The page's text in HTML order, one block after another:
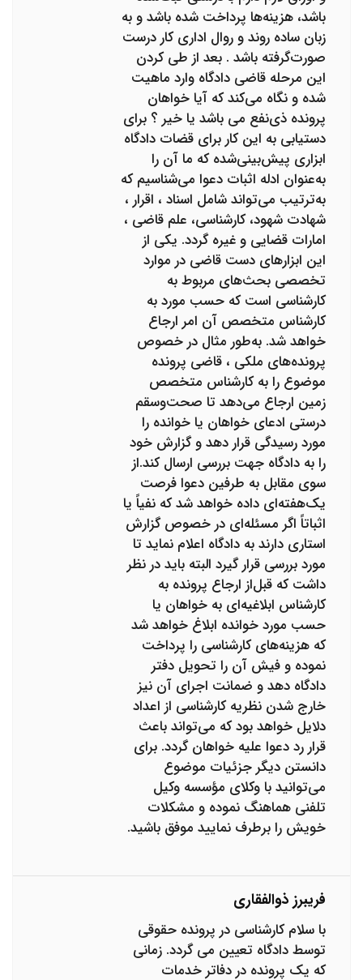
باشد، هزینه‌ها پرداخت شده باشد و به
زبان ساده روند و روال اداری کار درست
صورت‌گرفته باشد . بعد از طی کردن
این مرحله قاضی دادگاه وارد ماهیت
شده و نگاه می‌کند که آیا خواهان
پرونده ذی‌نفع می باشد یا خیر ؟ برای
دستیابی به این کار برای قضات دادگاه
ابزاری پیش‌بینی‌شده که ما آن را
به‌عنوان ادله اثبات دعوا می‌شناسیم که
به‌ترتیب می‌تواند شامل اسناد ، اقرار ،
شهادت شهود، کارشناسی، علم قاضی ،
امارات قضایی و غیره گردد. یکی از
این ابزارهای دست قاضی در موارد
تخصصی بحث‌های مربوط به
کارشناسی است که حسب مورد به
کارشناس متخصص آن امر ارجاع
خواهد شد. به‌طور مثال در خصوص
پرونده‌های ملکی ، قاضی پرونده
موضوع را به کارشناس متخصص
زمین ارجاع می‌دهد تا صحت‌وسقم
درستی ادعای خواهان یا خوانده را
مورد رسیدگی قرار دهد و گزارش خود
را به دادگاه جهت بررسی ارسال کند.از
سوی مقابل به طرفین دعوا فرصت
یک‌هفته‌ای داده خواهد شد که نفیاً یا
اثباتاً اگر مسئله‌ای در خصوص گزارش
استاری دارند به دادگاه اعلام نماید تا
مورد بررسی قرار گیرد البته باید در نظر
داشت که قبل‌از ارجاع پرونده به
کارشناس ابلاغیه‌ای به خواهان یا
حسب مورد خوانده ابلاغ خواهد شد
که هزینه‌های کارشناسی را پرداخت
نموده و فیش آن را تحویل دفتر
دادگاه دهد و ضمانت اجرای آن نیز
خارج شدن نظریه کارشناسی از اعداد
دلایل خواهد بود که می‌تواند باعث
قرار رد دعوا علیه خواهان گردد. برای
دانستن دیگر جزئیات موضوع
می‌توانید با وکلای مؤسسه وکیل
تلفنی هماهنگ نموده و مشکلات
خویش را برطرف نمایید موفق باشید.
فریبرز ذوالفقاری
با سلام کارشناسی در پرونده حقوقی
توسط دادگاه تعیین می گردد. زمانی
که یک پرونده در دفاتر خدمات